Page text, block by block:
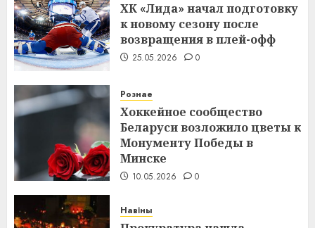
ХК «Лида» начал подготовку
к новому сезону после
возвращения в плей-офф
25.05.2026 0
Рознае
Хоккейное сообщество
Беларуси возложило цветы к
Монументу Победы в
Минске
10.05.2026 0
Навіны